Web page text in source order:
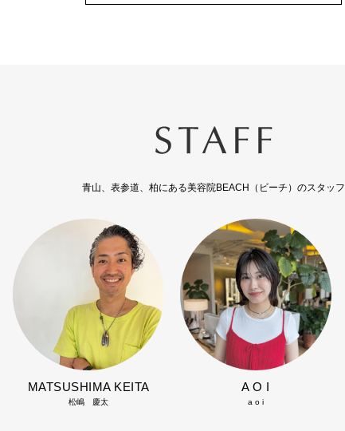
青山、表参道、柏にある美容院BEACH（ビーチ）のスタッフ
MATSUSHIMA KEITA
松嶋 慶太
A O I
a o i